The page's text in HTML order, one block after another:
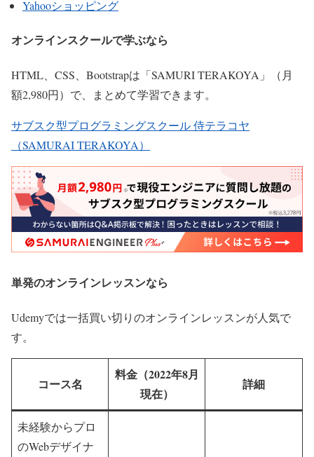
Yahooショッピング
オンラインスクールで学ぶなら
HTML、CSS、Bootstrapは「SAMURI TERAKOYA」（月
額2,980円）で、まとめて学習できます。
サブスク型プログラミングスクール 侍テラコヤ
（SAMURAI TERAKOYA）
単発のオンラインレッスンなら
Udemyでは一括買い切りのオンラインレッスンが人気で
す。
コース名
料金（2022年8月
現在）
詳細
未経験からプロ
のWebデザイナ